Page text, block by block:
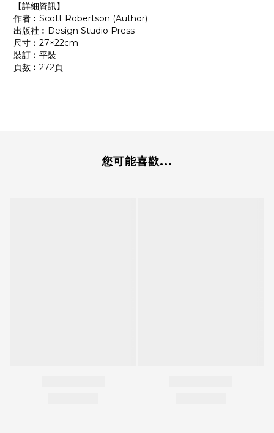
【詳細資訊】
作者︰Scott Robertson (Author)
出版社︰Design Studio Press
尺寸︰27×22cm
裝訂︰平裝
頁數︰272頁
您可能喜歡...